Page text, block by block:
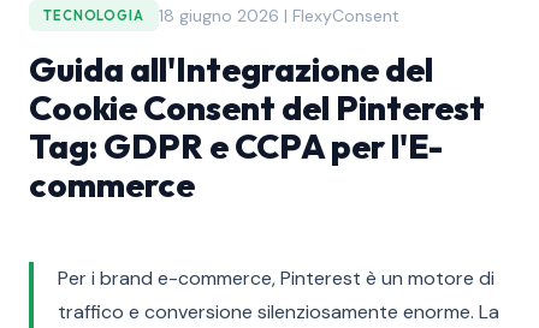
TECNOLOGIA 18 giugno 2026 | FlexyConsent
Guida all'Integrazione del
Cookie Consent del Pinterest
Tag: GDPR e CCPA per l'E-
commerce
Per i brand e-commerce, Pinterest è un motore di
traffico e conversione silenziosamente enorme. La